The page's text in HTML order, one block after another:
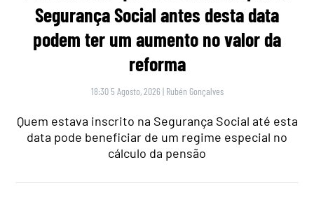
Segurança Social antes desta data
podem ter um aumento no valor da
reforma
18:30 5 Agosto, 2026 | Rubén Gonçalves
Quem estava inscrito na Segurança Social até esta
data pode beneficiar de um regime especial no
cálculo da pensão